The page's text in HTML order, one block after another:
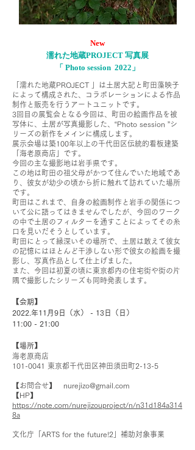
New
濡れた地蔵PROJECT 写真展
「 Photo session 2022」
「濡れた地蔵PROJECT 」は土居大記と町田藻映子
によって構成された、コラボレーションによる作品
制作と販売を行うアートユニットです。
3回目の展覧会となる今回は、町田の絵画作品を被
写体に、土居が写真撮影した、“Photo session ”シ
リーズの新作をメインに構成します。
展示会場は築100年以上の千代田区伝統的看板建築
「海老原商店」です。
今回の主な撮影地は岩手県です。
この地は町田の祖父母がかつて住んでいた地域であ
り、彼女が幼少の頃から折に触れて訪れていた場所
です。
町田はこれまで、自身の絵画制作と岩手の関係につ
いて公に語ってはきませんでしたが、今回のワーク
の中で土居のフィルターを通すことによってその糸
口を見いだそうとしています。
町田にとって縁深いその場所で、土居は敢えて彼女
の記憶にはほとんど干渉しない形で彼女の絵画を撮
影し、写真作品として仕上げました。
また、今回は初夏の頃に東京都内の住宅街や街の片
隅で撮影したシリーズも同時発表します。
【会期】
2022.年11月9日（水） - 13日（日）
11:00 - 21:00
【場所】
海老原商店
101-0041 東京都千代田区神田須田町2-13-5
【お問合せ】 nurejizo@gmail.com
【HP】
https://note.com/nurejizouproject/n/n31d184a314
8a
文化庁「ARTS for the future!2」補助対象事業